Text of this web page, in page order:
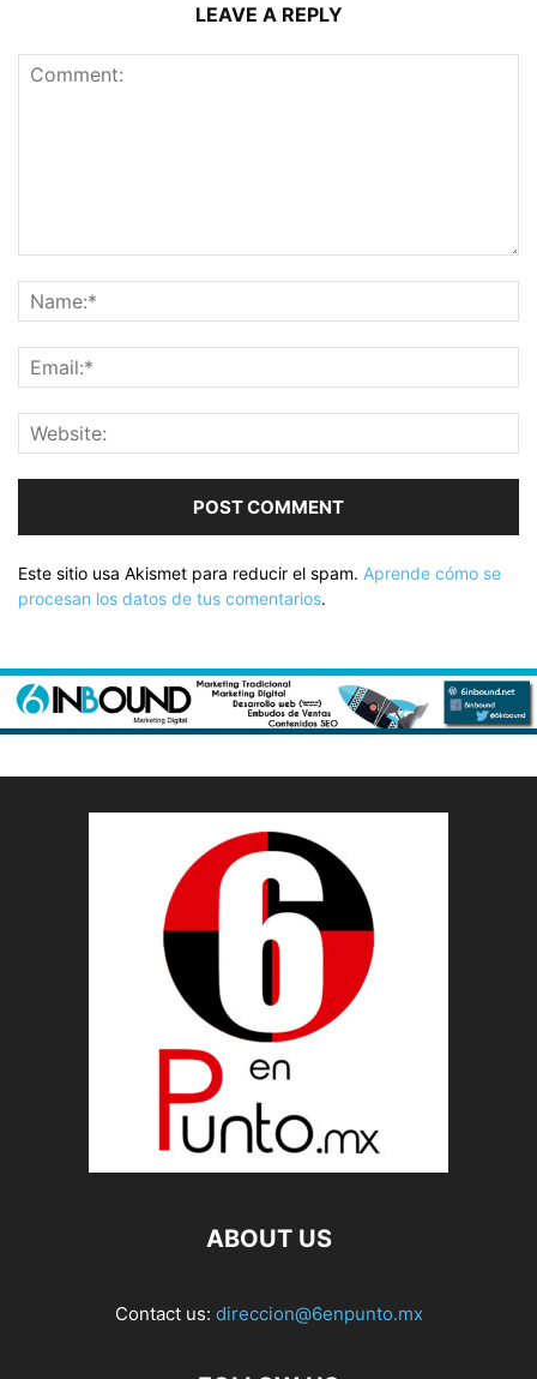
LEAVE A REPLY
Este sitio usa Akismet para reducir el spam. Aprende cómo se
procesan los datos de tus comentarios.
ABOUT US
Contact us: direccion@6enpunto.mx